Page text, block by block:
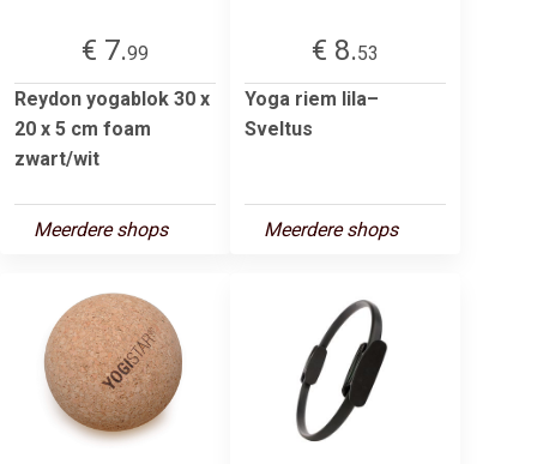
€ 7.99
Reydon yogablok 30 x
20 x 5 cm foam
zwart/wit
Meerdere shops
€ 8.53
Yoga riem lila–
Sveltus
Meerdere shops